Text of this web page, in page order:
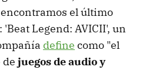
el último
Legend: AVICII', un
define como "el
juegos de audio y